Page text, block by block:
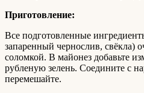
Приготовление:
Все подготовленные
запаренный чернослив, свёкла)
соломкой. В майонез добавьте
рубленую зелень. Соедините с
перемешайте.